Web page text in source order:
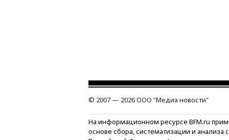
© 2007 — 2026 ООО "Медиа новости"
На информационном ресурсе BFM.ru
основе сбора, систематизации и